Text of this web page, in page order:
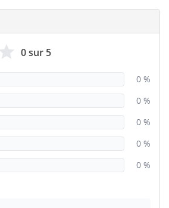
0 sur 5
0 %
0 %
0 %
0 %
0 %